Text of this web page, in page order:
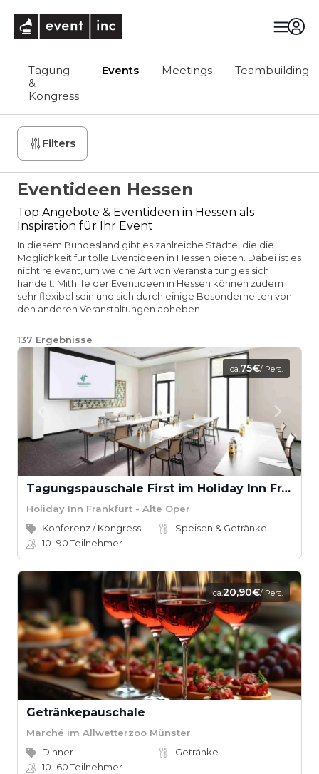
Tagung
&
Kongress
Events Meetings Teambuilding
Filters
Eventideen Hessen
Top Angebote & Eventideen in Hessen als
Inspiration für Ihr Event
In diesem Bundesland gibt es zahlreiche Städte, die die
Möglichkeit für tolle Eventideen in Hessen bieten. Dabei ist es
nicht relevant, um welche Art von Veranstaltung es sich
handelt. Mithilfe der Eventideen in Hessen können zudem
sehr flexibel sein und sich durch einige Besonderheiten von
den anderen Veranstaltungen abheben.
137 Ergebnisse
ca.75€/ Pers.
Tagungspauschale First im Holiday Inn Frankfurt - Alte Oper
Holiday Inn Frankfurt - Alte Oper
Konferenz / Kongress
Speisen & Getränke
10–90Teilnehmer
ca.20,90€/ Pers.
Getränkepauschale
Marché im Allwetterzoo Münster
Dinner
Getränke
10–60Teilnehmer